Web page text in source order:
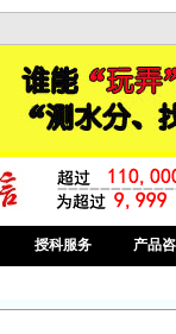
授科服务 产品